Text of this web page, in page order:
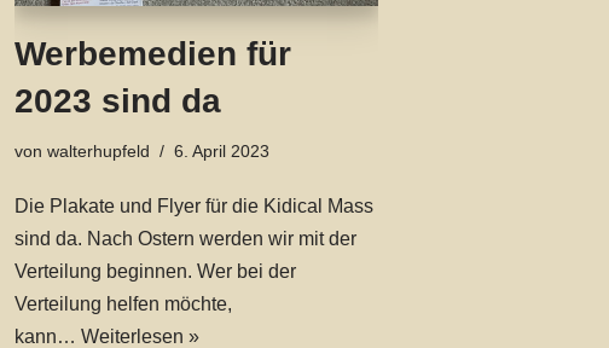
Werbemedien für
2023 sind da
vonwalterhupfeld 6. April 2023
Die Plakate und Flyer für die Kidical Mass
sind da. Nach Ostern werden wir mit der
Verteilung beginnen. Wer bei der
Verteilung helfen möchte,
kann…Weiterlesen »